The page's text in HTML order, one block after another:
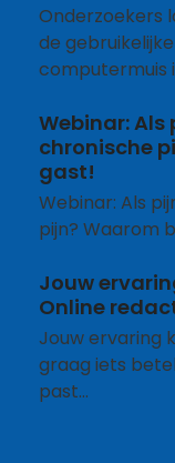
Onderzoekers
de
computermuis
Webinar: Als
chronische
gast!
Webinar: Als
pijn? Waarom
Jouw
Online
Jouw ervaring
graag iets
past…